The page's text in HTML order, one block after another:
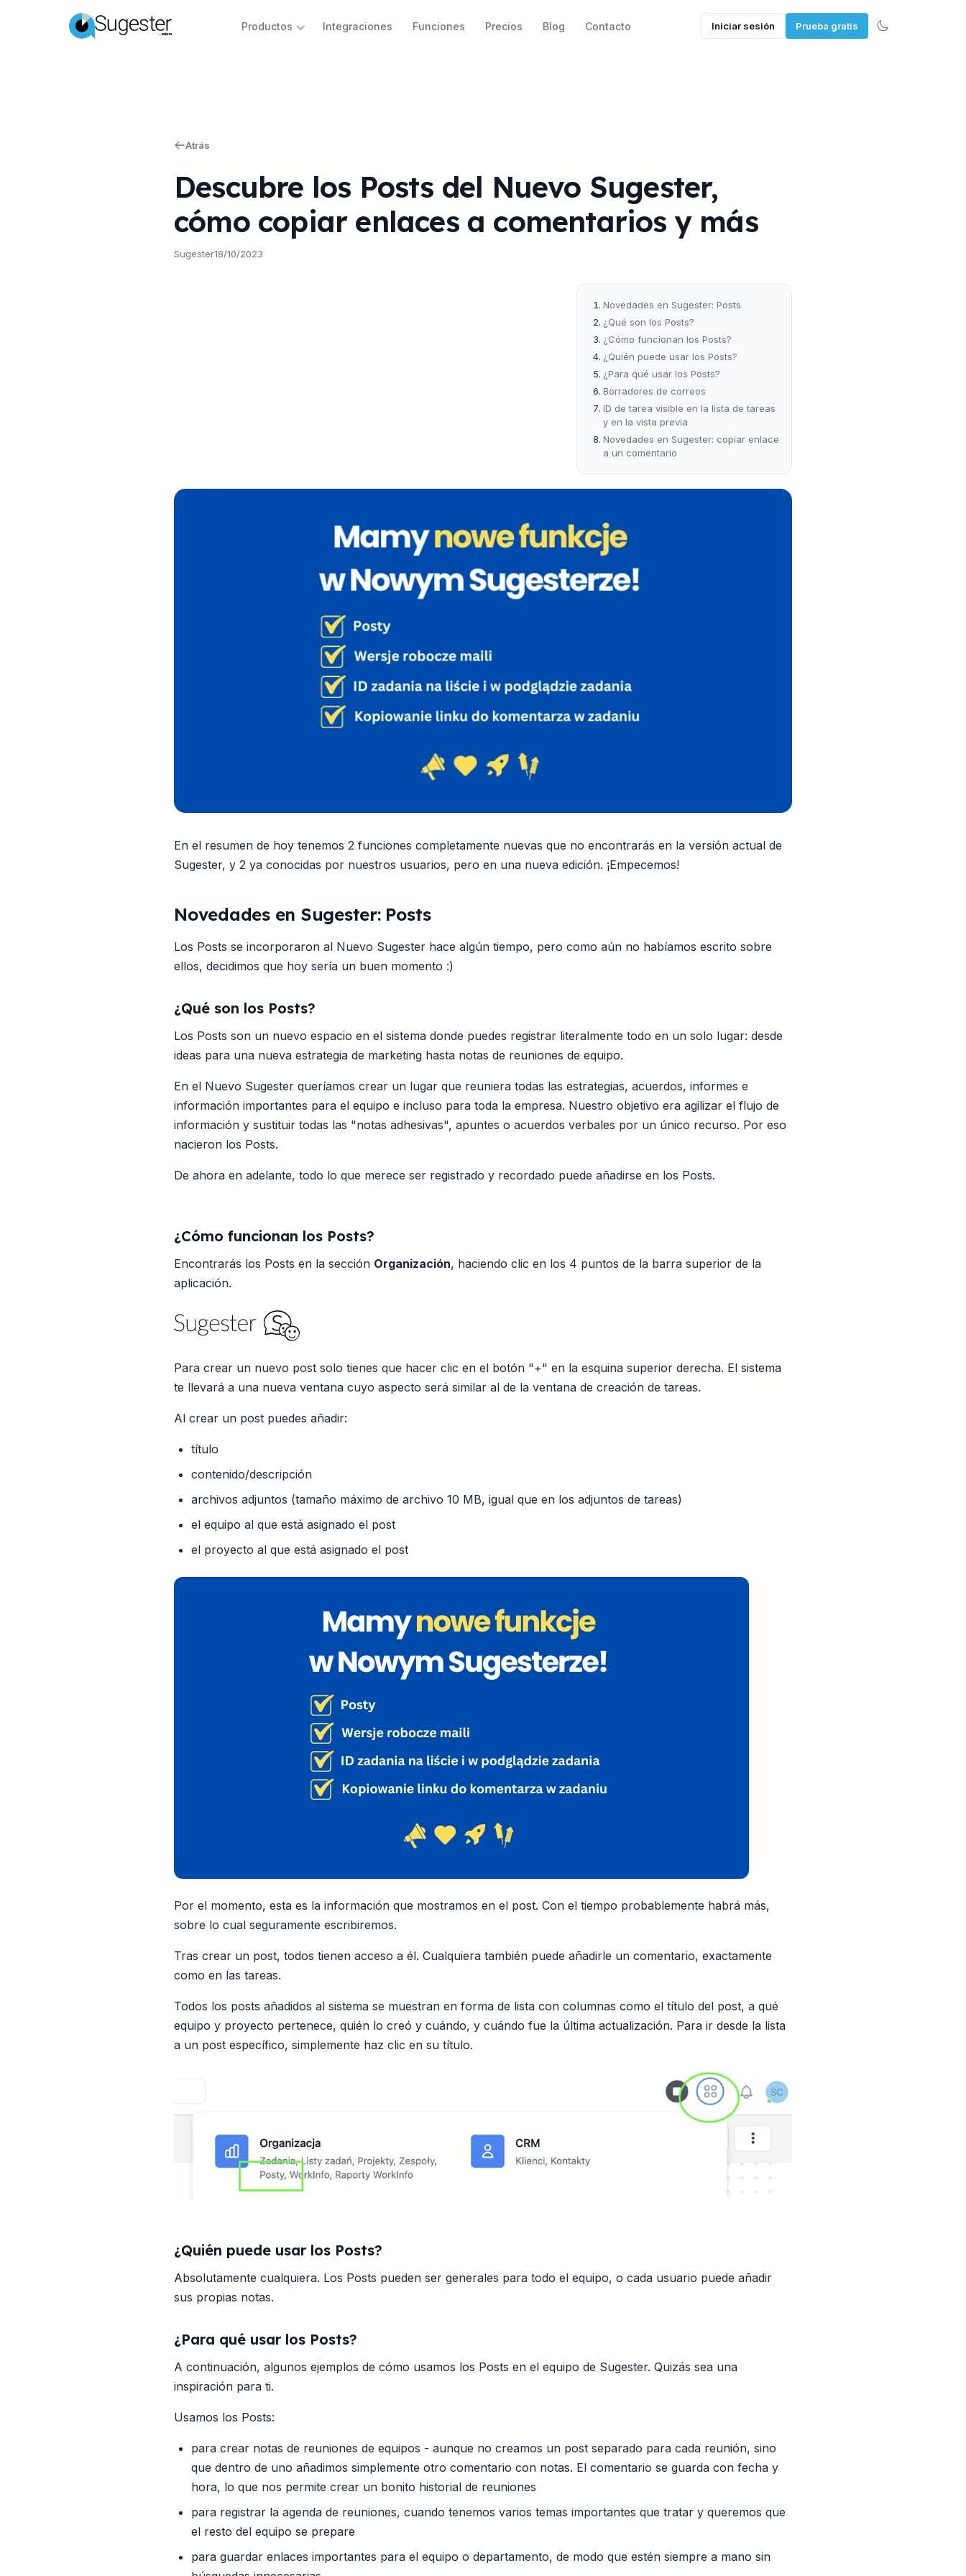
Productos Integraciones Funciones Precios Blog Contacto Iniciar sesión Prueba gratis
Atrás
Descubre los Posts del Nuevo Sugester,
cómo copiar enlaces a comentarios y más
Sugester18/10/2023
Novedades en Sugester: Posts
¿Qué son los Posts?
¿Cómo funcionan los Posts?
¿Quién puede usar los Posts?
¿Para qué usar los Posts?
Borradores de correos
ID de tarea visible en la lista de tareas
y en la vista previa
Novedades en Sugester: copiar enlace
a un comentario
En el resumen de hoy tenemos 2 funciones completamente nuevas que no encontrarás en la versión actual de
Sugester, y 2 ya conocidas por nuestros usuarios, pero en una nueva edición. ¡Empecemos!
Novedades en Sugester: Posts
Los Posts se incorporaron al Nuevo Sugester hace algún tiempo, pero como aún no habíamos escrito sobre
ellos, decidimos que hoy sería un buen momento :)
¿Qué son los Posts?
Los Posts son un nuevo espacio en el sistema donde puedes registrar literalmente todo en un solo lugar: desde
ideas para una nueva estrategia de marketing hasta notas de reuniones de equipo.
En el Nuevo Sugester queríamos crear un lugar que reuniera todas las estrategias, acuerdos, informes e
información importantes para el equipo e incluso para toda la empresa. Nuestro objetivo era agilizar el flujo de
información y sustituir todas las "notas adhesivas", apuntes o acuerdos verbales por un único recurso. Por eso
nacieron los Posts.
De ahora en adelante, todo lo que merece ser registrado y recordado puede añadirse en los Posts.
¿Cómo funcionan los Posts?
Encontrarás los Posts en la sección Organización, haciendo clic en los 4 puntos de la barra superior de la
aplicación.
Para crear un nuevo post solo tienes que hacer clic en el botón "+" en la esquina superior derecha. El sistema
te llevará a una nueva ventana cuyo aspecto será similar al de la ventana de creación de tareas.
Al crear un post puedes añadir:
título
contenido/descripción
archivos adjuntos (tamaño máximo de archivo 10 MB, igual que en los adjuntos de tareas)
el equipo al que está asignado el post
el proyecto al que está asignado el post
Por el momento, esta es la información que mostramos en el post. Con el tiempo probablemente habrá más,
sobre lo cual seguramente escribiremos.
Tras crear un post, todos tienen acceso a él. Cualquiera también puede añadirle un comentario, exactamente
como en las tareas.
Todos los posts añadidos al sistema se muestran en forma de lista con columnas como el título del post, a qué
equipo y proyecto pertenece, quién lo creó y cuándo, y cuándo fue la última actualización. Para ir desde la lista
a un post específico, simplemente haz clic en su título.
¿Quién puede usar los Posts?
Absolutamente cualquiera. Los Posts pueden ser generales para todo el equipo, o cada usuario puede añadir
sus propias notas.
¿Para qué usar los Posts?
A continuación, algunos ejemplos de cómo usamos los Posts en el equipo de Sugester. Quizás sea una
inspiración para ti.
Usamos los Posts:
para crear notas de reuniones de equipos - aunque no creamos un post separado para cada reunión, sino
que dentro de uno añadimos simplemente otro comentario con notas. El comentario se guarda con fecha y
hora, lo que nos permite crear un bonito historial de reuniones
para registrar la agenda de reuniones, cuando tenemos varios temas importantes que tratar y queremos que
el resto del equipo se prepare
para guardar enlaces importantes para el equipo o departamento, de modo que estén siempre a mano sin